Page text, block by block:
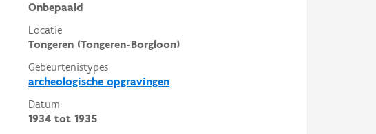
Onbepaald
Locatie
Tongeren (Tongeren-Borgloon)
Gebeurtenistypes
archeologische opgravingen
Datum
1934tot 1935